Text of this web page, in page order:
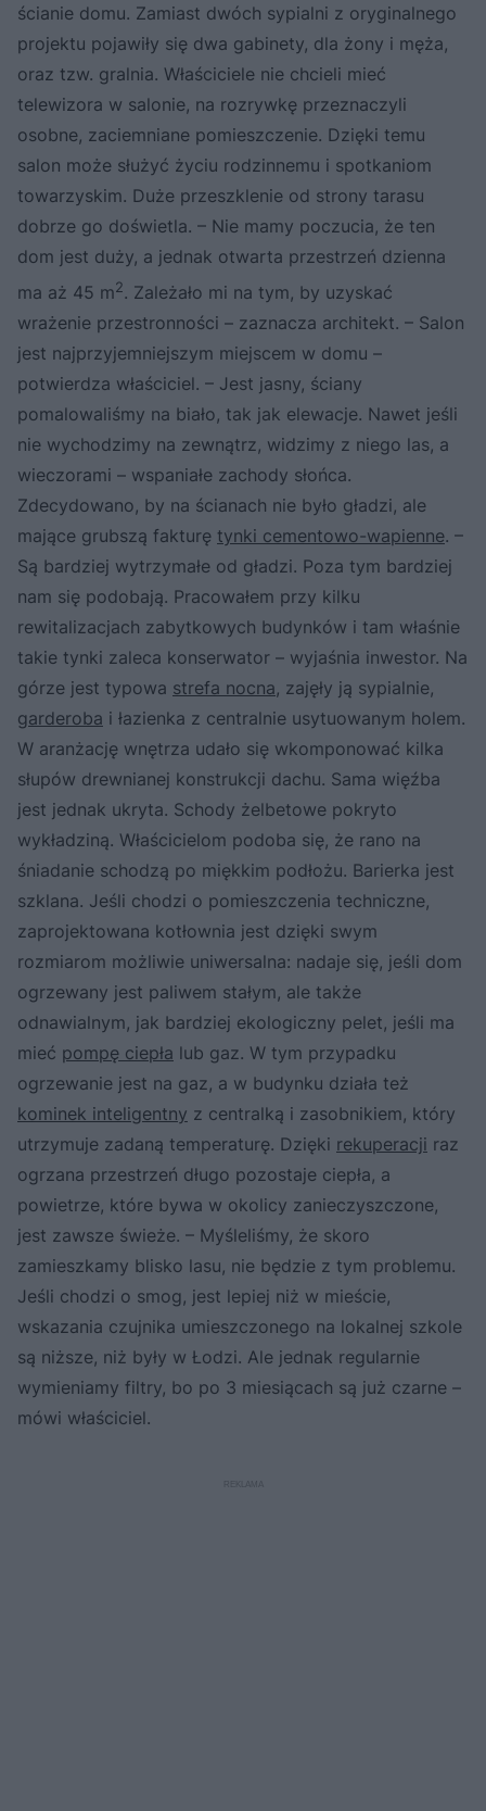
ścianie domu. Zamiast dwóch sypialni z oryginalnego
projektu pojawiły się dwa gabinety, dla żony i męża,
oraz tzw. gralnia. Właściciele nie chcieli mieć
telewizora w salonie, na rozrywkę przeznaczyli
osobne, zaciemniane pomieszczenie. Dzięki temu
salon może służyć życiu rodzinnemu i spotkaniom
towarzyskim. Duże przeszklenie od strony tarasu
dobrze go doświetla. – Nie mamy poczucia, że ten
dom jest duży, a jednak otwarta przestrzeń dzienna
ma aż 45 m2. Zależało mi na tym, by uzyskać
wrażenie przestronności – zaznacza architekt. – Salon
jest najprzyjemniejszym miejscem w domu –
potwierdza właściciel. – Jest jasny, ściany
pomalowaliśmy na biało, tak jak elewacje. Nawet jeśli
nie wychodzimy na zewnątrz, widzimy z niego las, a
wieczorami – wspaniałe zachody słońca.
Zdecydowano, by na ścianach nie było gładzi, ale
mające grubszą fakturę tynki cementowo-wapienne. –
Są bardziej wytrzymałe od gładzi. Poza tym bardziej
nam się podobają. Pracowałem przy kilku
rewitalizacjach zabytkowych budynków i tam właśnie
takie tynki zaleca konserwator – wyjaśnia inwestor. Na
górze jest typowa strefa nocna, zajęły ją sypialnie,
garderoba i łazienka z centralnie usytuowanym holem.
W aranżację wnętrza udało się wkomponować kilka
słupów drewnianej konstrukcji dachu. Sama więźba
jest jednak ukryta. Schody żelbetowe pokryto
wykładziną. Właścicielom podoba się, że rano na
śniadanie schodzą po miękkim podłożu. Barierka jest
szklana. Jeśli chodzi o pomieszczenia techniczne,
zaprojektowana kotłownia jest dzięki swym
rozmiarom możliwie uniwersalna: nadaje się, jeśli dom
ogrzewany jest paliwem stałym, ale także
odnawialnym, jak bardziej ekologiczny pelet, jeśli ma
mieć pompę ciepła lub gaz. W tym przypadku
ogrzewanie jest na gaz, a w budynku działa też
kominek inteligentny z centralką i zasobnikiem, który
utrzymuje zadaną temperaturę. Dzięki rekuperacji raz
ogrzana przestrzeń długo pozostaje ciepła, a
powietrze, które bywa w okolicy zanieczyszczone,
jest zawsze świeże. – Myśleliśmy, że skoro
zamieszkamy blisko lasu, nie będzie z tym problemu.
Jeśli chodzi o smog, jest lepiej niż w mieście,
wskazania czujnika umieszczonego na lokalnej szkole
są niższe, niż były w Łodzi. Ale jednak regularnie
wymieniamy filtry, bo po 3 miesiącach są już czarne –
mówi właściciel.